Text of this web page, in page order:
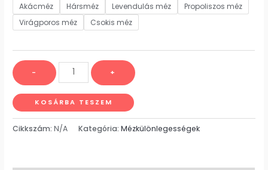
Akácméz Hársméz Levendulás méz
Propoliszos méz
Virágporos méz
Csokis méz
- +
KOSÁRBA TESZEM
Cikkszám:N/A Kategória:Mézkülönlegességek